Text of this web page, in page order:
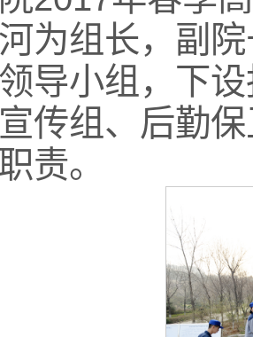
为组长，副
导小组，下
传组、后勤
责。